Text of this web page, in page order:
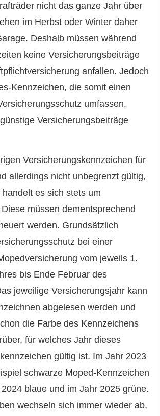
nicht das ganze Jahr über
im Herbst oder Winter daher
Deshalb müssen während
keine Versicherungsbeiträge
anfallen. Jedoch
Kenn­zeichen, die somit einen
umfassen,
Versicherungsbeiträge
Versicherungskennzeichen für
allerdings nicht unbegrenzt gültig,
es sich stets um
müssen dementsprechend
werden. Grundsätzlich
bei einer
vom jeweils 1.
bis Ende Februar des
jeweilige Versicherungsjahr kann
abgelesen werden und
die Farbe des Kenn­zeichens
für welches Jahr dieses
gültig ist. Im Jahr 2023
schwarze Moped-Kenn­zeichen
blaue und im Jahr 2025 grüne.
wechseln sich immer wieder ab,